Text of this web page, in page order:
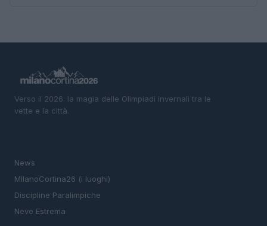
Verso il 2026: la magia delle Olimpiadi invernali tra le
vette e la città.
News
MIlanoCortina26 (i luoghi)
Discipline Paralimpiche
Neve Estrema